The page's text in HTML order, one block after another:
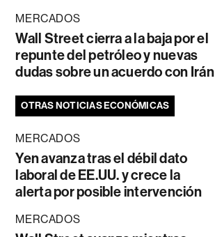
MERCADOS
Wall Street cierra a la baja por el
repunte del petróleo y nuevas
dudas sobre un acuerdo con Irán
OTRAS NOTICIAS ECONÓMICAS
MERCADOS
Yen avanza tras el débil dato
laboral de EE.UU. y crece la
alerta por posible intervención
MERCADOS